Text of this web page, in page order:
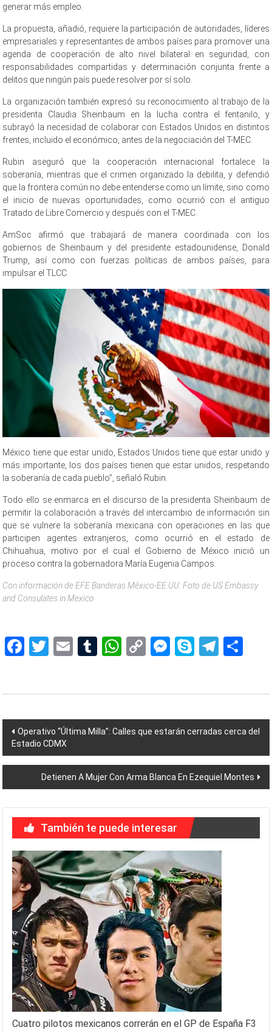
generar más empleo.
La propuesta, añadió, requiere la participación de autoridades, líderes
empresariales y representantes de ambos países para promover una
agenda de cooperación de alto nivel bilateral en seguridad, con
responsabilidades compartidas y determinación conjunta frente a
delitos que ningún país puede resolver por sí solo.
La organización también expresó su reconocimiento al trabajo de la
presidenta Claudia Sheinbaum en la lucha contra el fentanilo, y
subrayó la necesidad de colaborar con Estados Unidos en distintos
frentes, incluido el económico, antes de la negociación del T-MEC.
Rubin aseguró que la cooperación internacional fortalece la
soberanía, mientras que el crimen organizado la debilita, y defendió
que la frontera común no debe entenderse como un límite, sino como
el inicio de nuevas oportunidades, como ocurrió con el antiguo
Tratado de Libre Comercio y después con el T-MEC.
AmSoc afirmó que trabajará de manera coordinada con los
gobiernos de Sheinbaum y del presidente estadounidense, Donald
Trump, así como con fuerzas políticas de ambos países, para
impulsar el TLCC.
México tiene que estar unido, Estados Unidos tiene que estar unido y
más importante, los dos países tienen que estar unidos, respetando
la soberanía de cada pueblo”, señaló Rubin.
Todo ello se enmarca en el discurso de la presidenta Sheinbaum de
permitir la colaboración a través del intercambio de información sin
que se vulnere la soberanía mexicana con operaciones en las que
participen agentes extranjeros, como ocurrió en el estado de
Chihuahua, motivo por el cual el Gobierno de México inició un
proceso contra la gobernadora María Eugenia Campos.
Con información de EFE Banderas México-EE.UU. Foto de US Embassy
and Consulates in Mexico
Facebook
Twitter
EmailTumblr
WhatsApp
CopyMessenger
Skype
Navegación
de
entradas
Operativo “Última Milla”: Calles que estarán cerradas cerca del
Estadio CDMX
Detienen A Mujer Con Arma Blanca En Ezequiel Montes
También te puede interesar
Cuatro pilotos mexicanos correrán en el GP de España F3